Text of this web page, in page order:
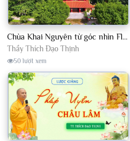
Chùa Khai Nguyên từ góc nhìn Flycam
Thầy Thích Đạo Thịnh
50 lượt xem